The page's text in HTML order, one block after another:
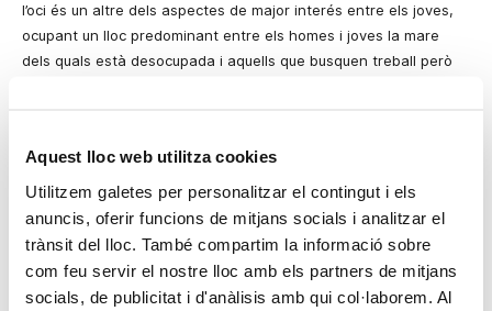
Aquest lloc web utilitza cookies
Utilitzem galetes per personalitzar el contingut i els
anuncis, oferir funcions de mitjans socials i analitzar el
trànsit del lloc. També compartim la informació sobre
com feu servir el nostre lloc amb els partners de mitjans
socials, de publicitat i d'anàlisis amb qui col·laborem. Al
l’oci és un altre dels aspectes de major interés entre els joves,
ocupant un lloc predominant entre els homes i joves la mare
dels quals està desocupada i aquells que busquen treball però
vida a la qual els joves concedeixen una major importància,
Quant al treball, els joves presten molta atenció a l’ambient en
què es desenvolupen les seues labors professionals, atenent-hi
el context, el contingut del treball realitzat i els aspectes
socials. A la Comunitat Valenciana, els que han acabat estudis